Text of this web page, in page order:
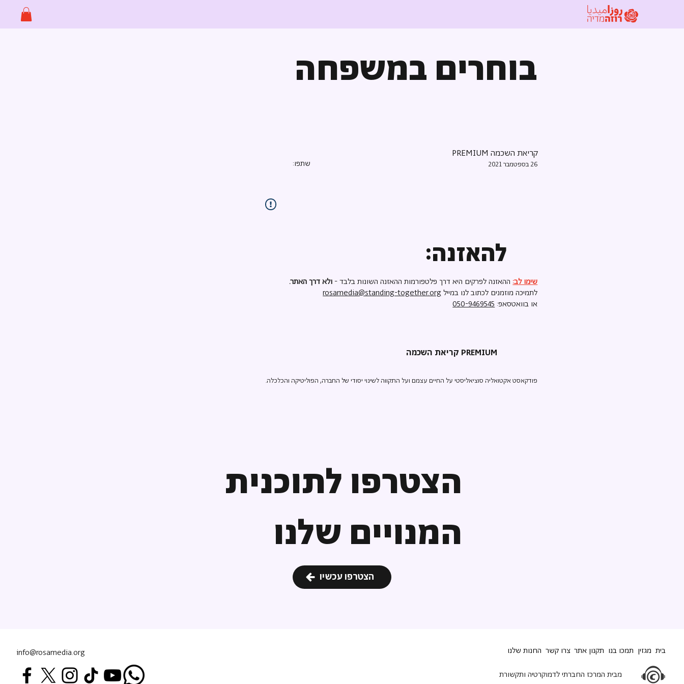
הצטרפו לתוכנית
המנויים שלנו
הצטרפו עכשיו
בוחרים במשפחה
שתפו:
קריאת השכמה PREMIUM
26 בספטמבר 2021
להאזנה:
שימו לב: ההאזנה לפרקים היא דרך פלטפורמות ההאזנה השונות בלבד - ולא דרך האתר.
לתמיכה מוזמנים לכתוב לנו במיילrosamedia@standing-together.org
או בוואטסאפ: 050-9469545
קריאת השכמה PREMIUM
פודקאסט אקטואליה סוציאליסטי על החיים עצמם ועל התקווה לשינוי יסודי של החברה, הפוליטיקה והכלכלה.
info@rosamedia.org בית מגזין תמכו בנו תקנון אתר צרו קשר החנות שלנו
מבית המרכז החברתי לדמוקרטיה ותקשורת